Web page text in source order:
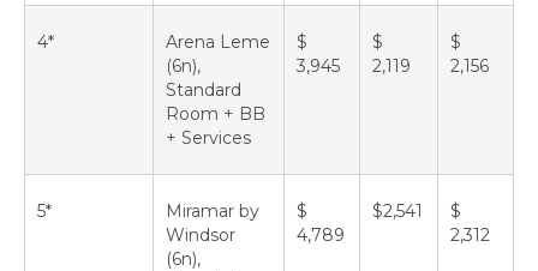
4*
Arena Leme
(6n),
Standard
Room + BB
+ Services
$
3,945
$
2,119
$
2,156
5*
Miramar by
Windsor
(6n),
$
4,789
$2,541
$
2,312